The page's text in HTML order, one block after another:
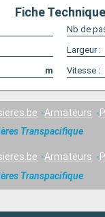
Fiche Technique
Nb de
Largeur :
m Vitesse :
Armateurs
Transpacifique
Armateurs
Transpacifique